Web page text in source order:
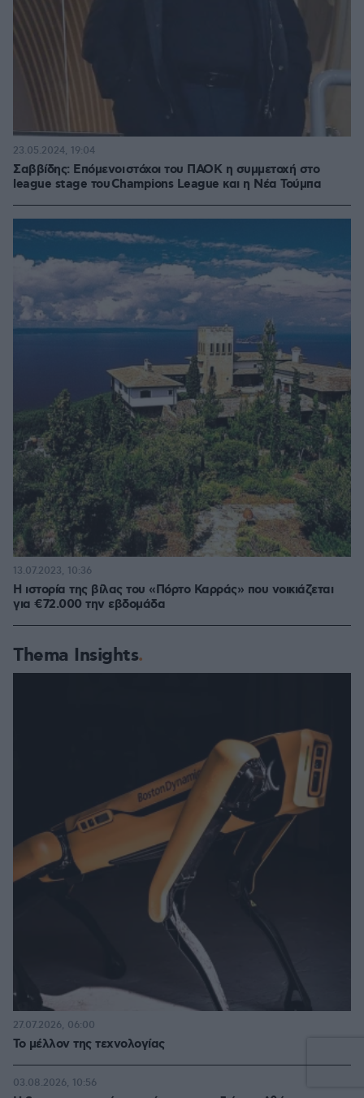
Σαββίδης: Επόμενοι στόχοι του ΠΑΟΚ η συμμετοχή στο
league stage του Champions League και η Νέα Τούμπα
23.05.2024, 19:04
Η ιστορία της βίλας του «Πόρτο Καρράς» που νοικιάζεται
για €72.000 την εβδομάδα
13.07.2023, 10:36
Thema Insights
Το μέλλον της τεχνολογίας
27.07.2026, 06:00
03.08.2026, 10:56